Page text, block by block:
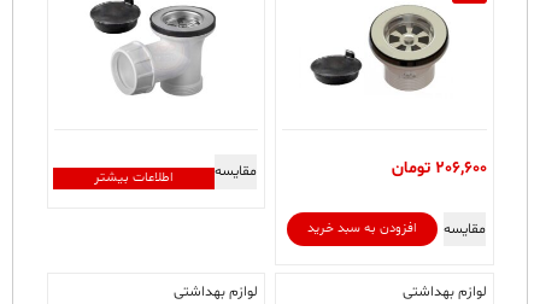
206,600 تومان
افزودن به سبد خرید مقایسه
اطلاعات بیشتر مقایسه
لوازم بهداشتی لوازم بهداشتی